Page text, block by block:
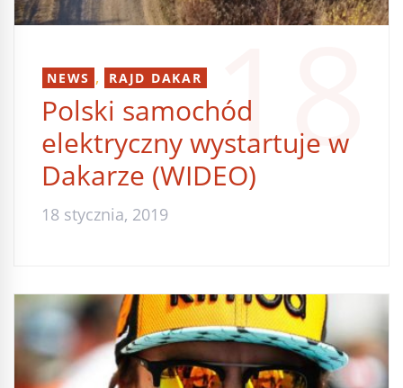
18
NEWS , RAJD DAKAR
Polski samochód
elektryczny wystartuje w
Dakarze (WIDEO)
18 stycznia, 2019